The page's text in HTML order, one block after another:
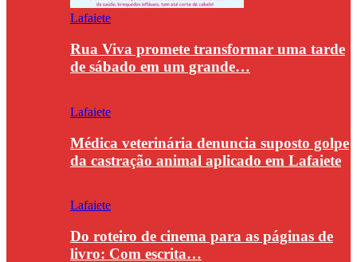
Lafaiete
Rua Viva promete transformar uma tarde
de sábado em um grande…
Lafaiete
Médica veterinária denuncia suposto golpe
da castração animal aplicado em Lafaiete
Lafaiete
Do roteiro de cinema para as páginas de
livro: Com escrita…